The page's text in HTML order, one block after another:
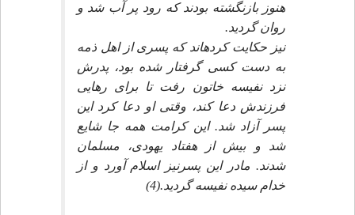
هنوز بازنگشته بودند كه رود پر آب شد و
روان گرديد.
نيز حكايت كرده‏اند كه پسرى از اهل ذمه
به دست كسى گرفتار شده بود، پدرش
نزد نفيسه خاتون رفت تا براى رهايى
فرزندش دعا كند، وقتى او دعا كرد اين
پسر آزاد شد. اين كرامت همه جا شايع
شد و بيش از هفتاد يهودى، مسلمان
شدند. مادر اين پسرنيز اسلام آورد و از
خدام سيده نفيسه گرديد.(4)